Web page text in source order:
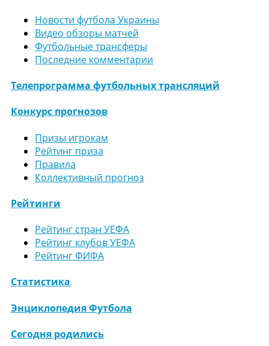
Новости футбола Украины
Видео обзоры матчей
Футбольные трансферы
Последние комментарии
Телепрограмма футбольных трансляций
Конкурс прогнозов
Призы игрокам
Рейтинг приза
Правила
Коллективный прогноз
Рейтинги
Рейтинг стран УЕФА
Рейтинг клубов УЕФА
Рейтинг ФИФА
Статистика
Энциклопедия Футбола
Сегодня родились